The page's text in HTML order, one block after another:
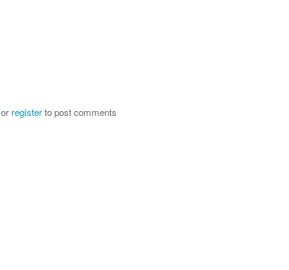
orregisterto post comments